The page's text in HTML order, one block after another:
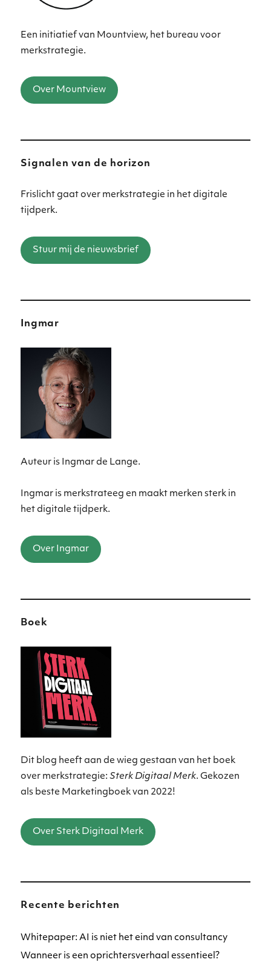
Een initiatief van Mountview, het bureau voor
merkstrategie.
Over Mountview
Signalen van de horizon
Frislicht gaat over merkstrategie in het digitale
tijdperk.
Stuur mij de nieuwsbrief
Ingmar
Auteur is Ingmar de Lange.
Ingmar is merkstrateeg en maakt merken sterk in
het digitale tijdperk.
Over Ingmar
Boek
Dit blog heeft aan de wieg gestaan van het boek
over merkstrategie:Sterk Digitaal Merk. Gekozen
als beste Marketingboek van 2022!
Over Sterk Digitaal Merk
Recente berichten
Whitepaper: AI is niet het eind van consultancy
Wanneer is een oprichtersverhaal essentieel?